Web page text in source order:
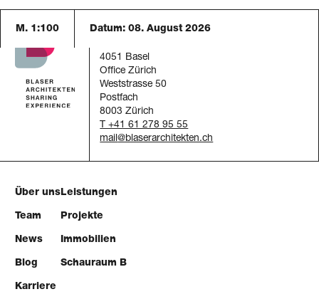
M. 1:100 Datum: 08. August 2026
Blaser Architekten AG
4051 Basel
Office Zürich
Weststrasse 50
Postfach
8003 Zürich
T +41 61 278 95 55
mail
Über uns
Team
News
Blog
Karriere
Leistungen
Projekte
Immobilien
Schauraum B